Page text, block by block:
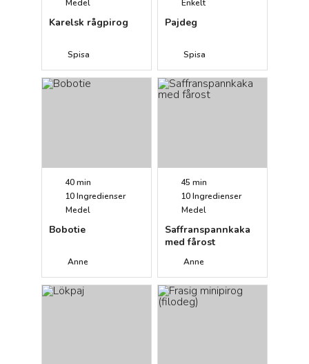
Medel
Karelsk rågpirog
Spisa
Enkelt
Pajdeg
Spisa
40 min
10Ingredienser
Medel
Bobotie
Anne
45 min
10Ingredienser
Medel
Saffranspannkaka
med fårost
Anne